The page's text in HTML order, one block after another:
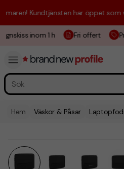
Kundtjänsten har öppet som
inom 1 h Fri offert
Hem Väskor & Påsar